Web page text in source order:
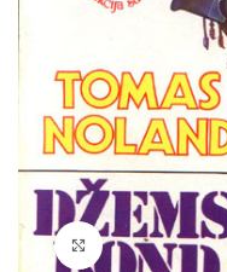
Klikni da povečaš